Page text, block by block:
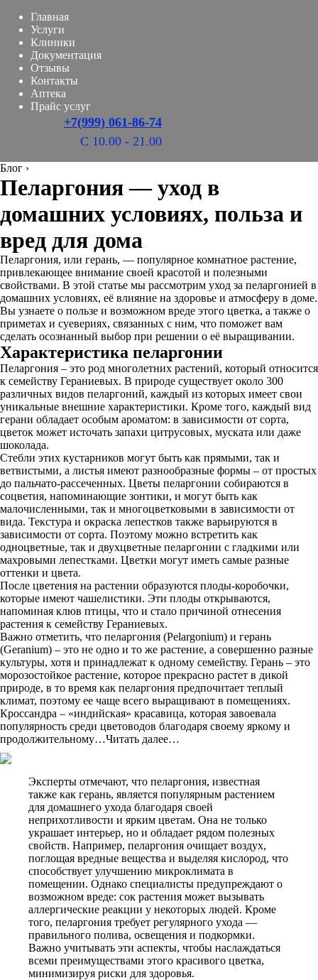
Главная
Услуги
Клиники
Документация
Отзывы
Контакты
Аптека
Прайс услуг
+7(999) 061-86-74
С 10.00 - 21.00
Блог ›
Пеларгония — уход в
домашних условиях, польза и
вред для дома
Пеларгония, или герань, — популярное комнатное растение,
привлекающее внимание своей красотой и полезными
свойствами. В этой статье мы рассмотрим уход за пеларгонией в
домашних условиях, её влияние на здоровье и атмосферу в доме.
Вы узнаете о пользе и возможном вреде этого цветка, а также о
приметах и суевериях, связанных с ним, что поможет вам
сделать осознанный выбор при решении о её выращивании.
Характеристика пеларгонии
Пеларгония – это род многолетних растений, который относится
к семейству Гераниевых. В природе существует около 300
различных видов пеларгоний, каждый из которых имеет свои
уникальные внешние характеристики. Кроме того, каждый вид
герани обладает особым ароматом: в зависимости от сорта,
цветок может источать запахи цитрусовых, муската или даже
шоколада.
Стебли этих кустарников могут быть как прямыми, так и
ветвистыми, а листья имеют разнообразные формы – от простых
до пальчато-рассеченных. Цветы пеларгонии собираются в
соцветия, напоминающие зонтики, и могут быть как
малочисленными, так и многоцветковыми в зависимости от
вида. Текстура и окраска лепестков также варьируются в
зависимости от сорта. Поэтому можно встретить как
одноцветные, так и двухцветные пеларгонии с гладкими или
махровыми лепестками. Цветки могут иметь самые разные
оттенки и цвета.
После цветения на растении образуются плоды-коробочки,
которые имеют чашелистики. Эти плоды открываются,
напоминая клюв птицы, что и стало причиной отнесения
растения к семейству Гераниевых.
Важно отметить, что пеларгония (Pelargonium) и герань
(Geranium) – это не одно и то же растение, а совершенно разные
культуры, хотя и принадлежат к одному семейству. Герань – это
морозостойкое растение, которое прекрасно растет в дикой
природе, в то время как пеларгония предпочитает теплый
климат, поэтому ее чаще всего выращивают в помещениях.
Кроссандра – «индийская» красавица, которая завоевала
популярность среди цветоводов благодаря своему яркому и
продолжительному…Читать далее…
Эксперты отмечают, что пеларгония, известная
также как герань, является популярным растением
для домашнего ухода благодаря своей
неприхотливости и ярким цветам. Она не только
украшает интерьер, но и обладает рядом полезных
свойств. Например, пеларгония очищает воздух,
поглощая вредные вещества и выделяя кислород, что
способствует улучшению микроклимата в
помещении. Однако специалисты предупреждают о
возможном вреде: сок растения может вызывать
аллергические реакции у некоторых людей. Кроме
того, пеларгония требует регулярного ухода —
правильного полива, освещения и подкормки.
Важно учитывать эти аспекты, чтобы наслаждаться
всеми преимуществами этого красивого цветка,
минимизируя риски для здоровья.